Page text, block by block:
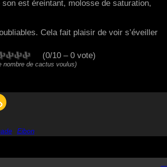
est éreintant, molosse de saturation,
Cela fait plaisir de voir s’éveiller
(0/10 – 0 vote)
nombre de cactus voulus)
Eibon